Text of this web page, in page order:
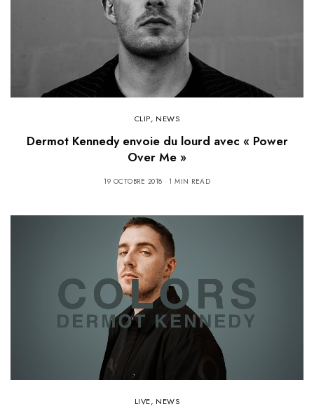
CLIP, NEWS
Dermot Kennedy envoie du lourd avec « Power
Over Me »
19 OCTOBRE 2018 1 MIN READ
LIVE, NEWS